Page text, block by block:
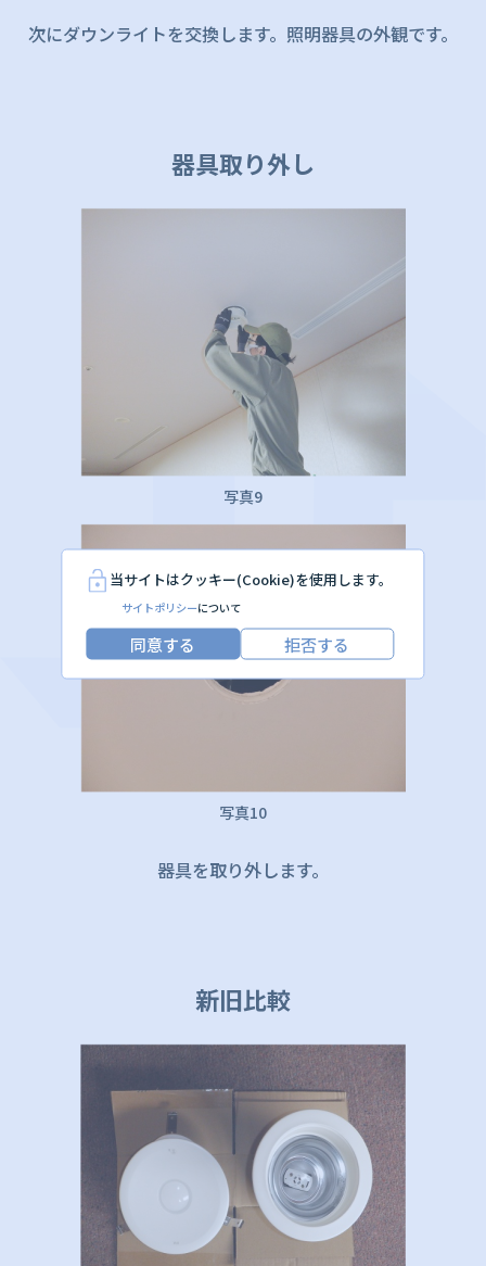
当サイトはクッキー(Cookie)を使用します。
サイトポリシーについて
同意する 拒否する
次にダウンライトを交換します。照明器具の外観です。
器具取り外し
写真9
写真10
器具を取り外します。
新旧比較